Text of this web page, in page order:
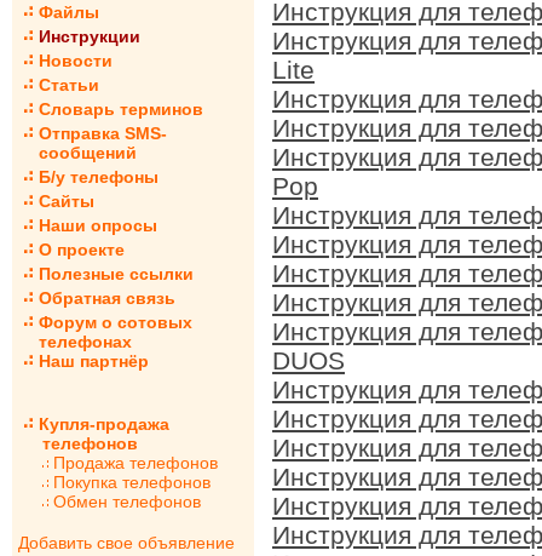
Файлы
Инструкции
Новости
Статьи
Словарь терминов
Отправка SMS-
сообщений
Б/у телефоны
Сайты
Наши опросы
О проекте
Полезные ссылки
Обратная связь
Форум о сотовых
телефонах
Наш партнёр
Купля-продажа
телефонов
Продажа телефонов
Покупка телефонов
Обмен телефонов
Добавить свое объявление
Инструкция для
Инструкция для
Lite
Инструкция для
Инструкция для
Инструкция для
Pop
Инструкция для
Инструкция для
Инструкция для
Инструкция для
Инструкция для
DUOS
Инструкция для
Инструкция для
Инструкция для
Инструкция для
Инструкция для
Инструкция для